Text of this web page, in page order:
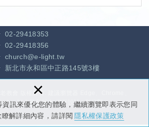
訊來優化您的體驗，繼續瀏覽即表示您同
解詳細內容，請詳閱 隱私權保護政策
×
02-29418353
02-29418356
church@e-light.tw
新北市永和區中正路145號3樓
教會 版權所有. 建議瀏覽器 Edge、Chrome、
以上最新版本 網頁設計 : 新視野